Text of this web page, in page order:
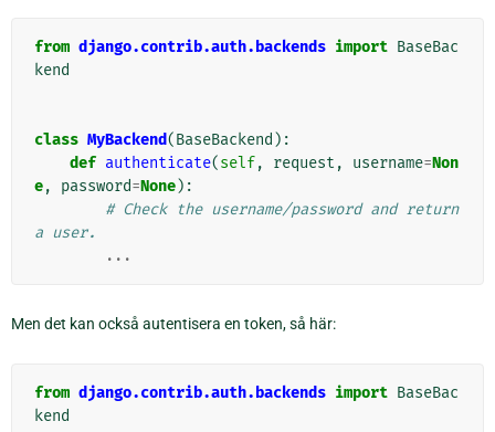
from django.contrib.auth.backends import BaseBac
kend
class MyBackend(BaseBackend ):
def authenticate(self, request , username=Non
e, password=None):
# Check the username/password and return
a user.
...
Men det kan också autentisera en token, så här:
from django.contrib.auth.backends import BaseBac
kend